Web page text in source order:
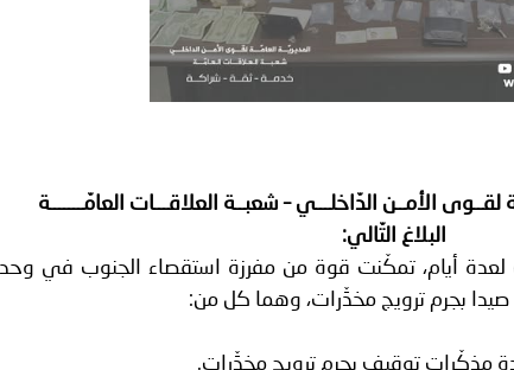
الكويت ـ 1448/02/22هـ ــ الموافق 2026/08/05 م -
وزارياً بتعيين اللواء حمد أحمد المنيفي وكيل وزارة مساعد لشؤون
لمجلس وزراء الداخلية العرب بشأن الاعتداءات الإرهابية
لقــوى الأمــن الدّاخلـــي – شعبــة العلاقـــات العامّـــــــة
البلاغ التّالي:
لعدة أيام، تمكّنت قوة من مفرزة استقصاء الجنوب في
بجرم ترويج مخدِّرات، وهما كل من: